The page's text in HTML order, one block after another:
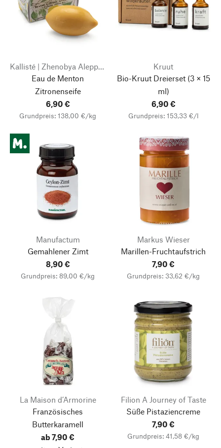
Kallisté | Zhenobya Aleppo- und Naturseifen
Eau de Menton
Zitronenseife
6,90 €
Grundpreis: 138,00 €/kg
Kruut
Bio-Kruut Dreierset(3 × 15
ml)
6,90 €
Grundpreis: 153,33 €/l
Manufactum
Gemahlener Zimt
8,90 €
Grundpreis: 89,00 €/kg
Markus Wieser
Marillen-Fruchtaufstrich
7,90 €
Grundpreis: 33,62 €/kg
La Maison d’Armorine
Französisches
Butterkaramell
ab 7,90 €
Filion A Journey of Taste
Süße Pistaziencreme
7,90 €
Grundpreis: 41,58 €/kg